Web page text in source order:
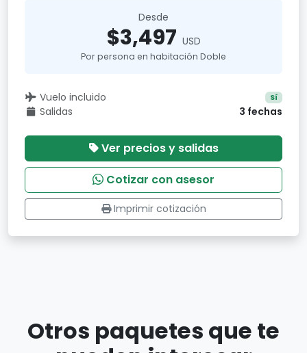
Desde
$3,497 USD
Por persona en habitación Doble
Vuelo incluido Sí
Salidas 3 fechas
Ver precios y salidas
Cotizar con asesor
Imprimir cotización
Otros paquetes que te